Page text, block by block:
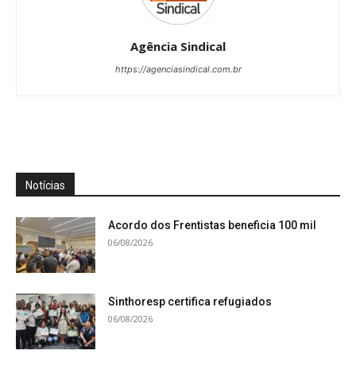
Agência Sindical
https://agenciasindical.com.br
Notícias
Acordo dos Frentistas beneficia 100 mil
06/08/2026
Sinthoresp certifica refugiados
06/08/2026